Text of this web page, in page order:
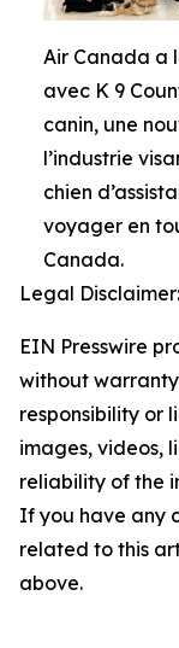
Air Canada a
avec K 9
canin, une
l’industrie
chien
voyager en
Canada.
Legal Disclaimer:
EIN Presswire
without
responsibility or
images, videos,
reliability of the
If you have any
related to this
above.